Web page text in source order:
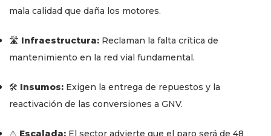
mala calidad que daña los motores.
🛣️ Infraestructura: Reclaman la falta crítica de
mantenimiento en la red vial fundamental.
🛠️ Insumos: Exigen la entrega de repuestos y la
reactivación de las conversiones a GNV.
⚠️ Escalada: El sector advierte que el paro será de 48